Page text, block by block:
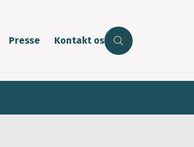
Presse Kontakt os